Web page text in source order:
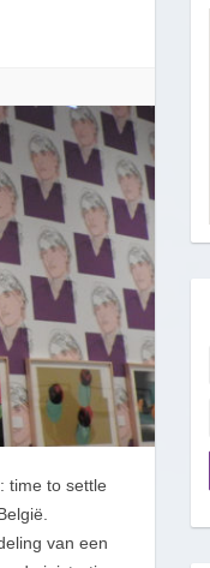
time to settle
van een